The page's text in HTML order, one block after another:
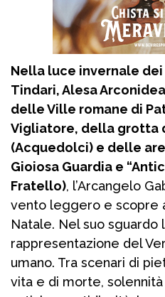
Nella luce invernale
Tindari, Alesa
delle Ville romane di
Vigliatore, della grotta
(Acquedolci) e delle
Gioiosa Guardia e
Fratello), l’Arcangelo
vento leggero e scopre
Natale. Nel suo sguardo
rappresentazione del
umano. Tra scenari di
vita e di morte,